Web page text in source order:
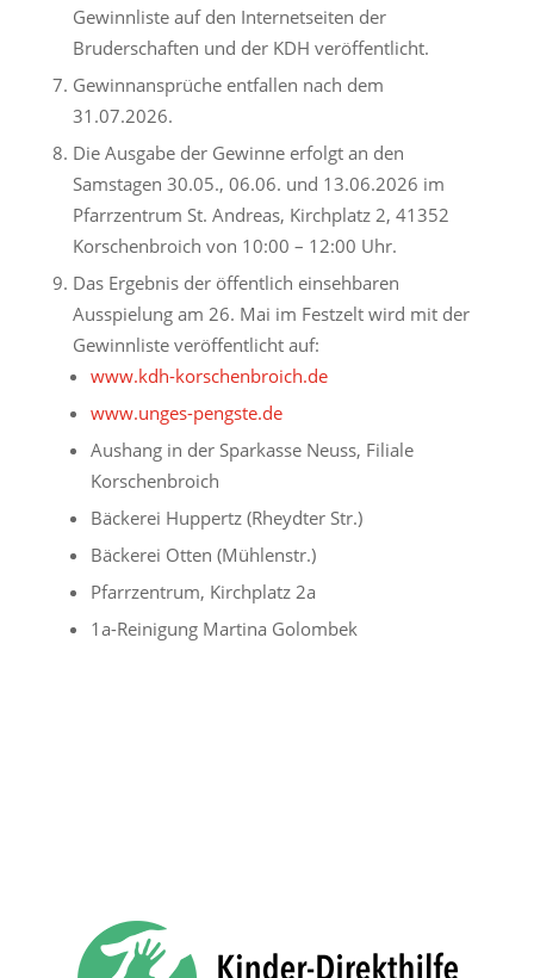
Gewinnliste auf den Internetseiten der
Bruderschaften und der KDH veröffentlicht.
Gewinnansprüche entfallen nach dem
31.07.2026.
Die Ausgabe der Gewinne erfolgt an den
Samstagen 30.05., 06.06. und 13.06.2026 im
Pfarrzentrum St. Andreas, Kirchplatz 2, 41352
Korschenbroich von 10:00 – 12:00 Uhr.
Das Ergebnis der öffentlich einsehbaren
Ausspielung am 26. Mai im Festzelt wird mit der
Gewinnliste veröffentlicht auf:
www.kdh-korschenbroich.de
www.unges-pengste.de
Aushang in der Sparkasse Neuss, Filiale
Korschenbroich
Bäckerei Huppertz (Rheydter Str.)
Bäckerei Otten (Mühlenstr.)
Pfarrzentrum, Kirchplatz 2a
1a-Reinigung Martina Golombek